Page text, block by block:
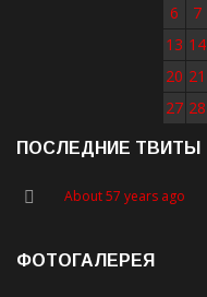
6
7
13 14
20 21
27 28
ПОСЛЕДНИЕ ТВИТЫ
About 57 years ago
ФОТОГАЛЕРЕЯ